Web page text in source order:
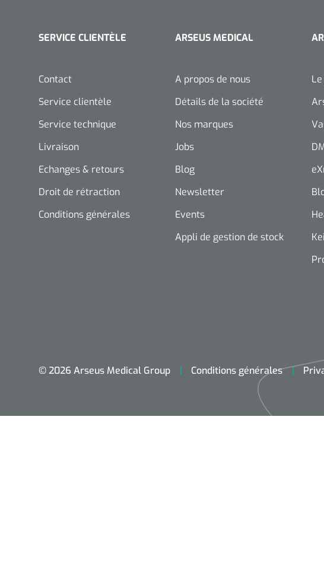
SERVICE CLIENTÈLE
Contact
Service clientèle
Service technique
Livraison
Echanges & retours
Droit de rétraction
Conditions générales
ARSEUS MEDICAL
A propos de nous
Détails de la société
Nos marques
Jobs
Blog
Newsletter
Events
Appli de gestion de stock
© 2026 Arseus Medical Group Conditions générales